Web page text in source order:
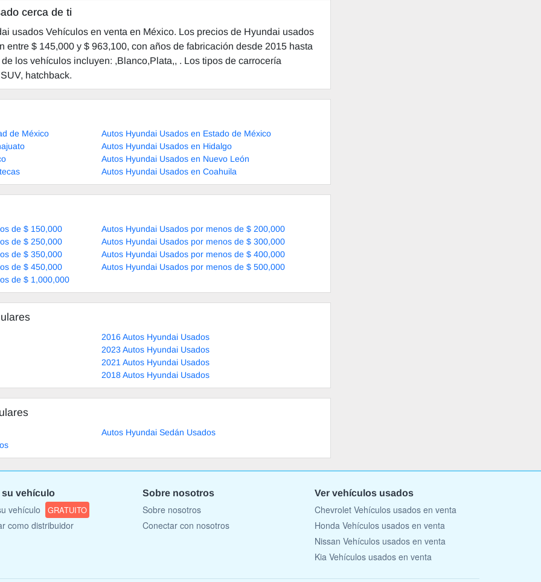
cerca de ti
usados Vehículos en venta en México. Los precios de Hyundai usados
entre $ 145,000 y $ 963,100, con años de fabricación desde 2015 hasta
los vehículos incluyen: ,Blanco,Plata,, . Los tipos de carrocería
hatchback.
de México
Autos Hyundai Usados en Estado de México
Autos Hyundai Usados en Hidalgo
Autos Hyundai Usados en Nuevo León
Autos Hyundai Usados en Coahuila
de $ 150,000
Autos Hyundai Usados por menos de $ 200,000
de $ 250,000
Autos Hyundai Usados por menos de $ 300,000
de $ 350,000
Autos Hyundai Usados por menos de $ 400,000
de $ 450,000
Autos Hyundai Usados por menos de $ 500,000
de $ 1,000,000
2016 Autos Hyundai Usados
2023 Autos Hyundai Usados
2021 Autos Hyundai Usados
2018 Autos Hyundai Usados
Autos Hyundai Sedán Usados
su vehículo
vehículo GRATUITO
como distribuidor
Sobre nosotros
Sobre nosotros
Conectar con nosotros
Ver vehículos usados
Chevrolet Vehículos usados en venta
Honda Vehículos usados en venta
Nissan Vehículos usados en venta
Kia Vehículos usados en venta